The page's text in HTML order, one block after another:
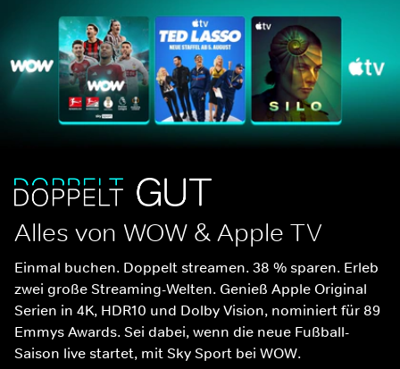
Alles von WOW & Apple TV
Einmal buchen. Doppelt streamen. 38 % sparen. Erleb
zwei große Streaming-Welten. Genieß Apple Original
Serien in 4K, HDR10 und Dolby Vision, nominiert für 89
Emmys Awards. Sei dabei, wenn die neue Fußball-
Saison live startet, mit Sky Sport bei WOW.